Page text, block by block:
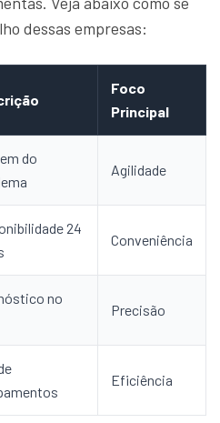
dessas empresas:
Foco
Principal
do
Agilidade
24
Conveniência
no
Precisão
Eficiência